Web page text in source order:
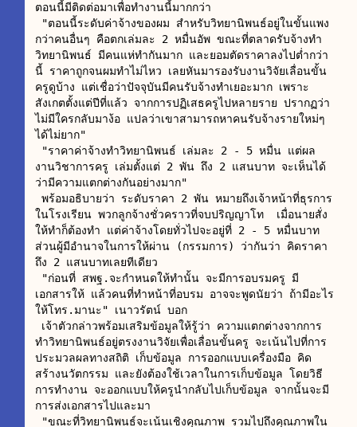
ตอนนี้มีติดต่อมาเพื่อทำงานนี้มากกว่า
กว่าคนอื่นๆ คือตกเล่มละ 2 หมื่นอัพ ขณะที่ตลาดรับจ้างทำ
วิทยานิพนธ์ มีคนแห่ทำกันมาก และยอมตัดราคาลงไปต่ำกว่า
นี้ ราคาถูกจนผมทำไม่ไหว เลยหันมารองรับงานวิจัยเลื่อนขั้น
ครูดูบ้าง แต่เชื่อว่าปัจจุบันมีคนรับจ้างทำเยอะมาก เพราะ
สังเกตตั้งแต่ปีที่แล้ว จากการปฏิเสธครูไปหลายราย ปรากฏว่า
ไม่มีใครกลับมาง้อ แปลว่าเขาสามารถหาคนรับจ้างรายใหม่ๆ
ได้ไม่ยาก"
งานวิชาการครู เล่มตั้งแต่ 2 พัน ถึง 2 แสนบาท จะเห็นได้
ว่ามีความแตกต่างกันอย่างมาก"
ในโรงเรียน พวกลูกจ้างชั่วคราวที่จบปริญญาโท  เมื่อนายสั่ง
ให้ทำก็ต้องทำ แต่ค่าจ้างโดยทั่วไปจะอยู่ที่ 2 - 5 หมื่นบาท
ส่วนผู้มีอำนาจในการให้ผ่าน (กรรมการ) ว่ากันว่า คิดราคา
ถึง 2 แสนบาทเลยทีเดียว
เอกสารให้ แล้วคนที่ทำหน้าที่อบรม อาจจะพูดนัยว่า ถ้ามีอะไร
ให้โทร.มานะ" เนาวรัตน์ บอก
ทำวิทยานิพนธ์อยู่ตรงงานวิจัยเพื่อเลื่อนขั้นครู จะเน้นไปที่การ
ประมวลผลทางสถิติ เก็บข้อมูล การออกแบบเครื่องมือ คิด
สร้างนวัตกรรม และยังต้องใช้เวลาในการเก็บข้อมูล โดยวิธี
การทำงาน จะออกแบบให้ครูนำกลับไปเก็บข้อมูล จากนั้นจะมี
การส่งเอกสารไปและมา